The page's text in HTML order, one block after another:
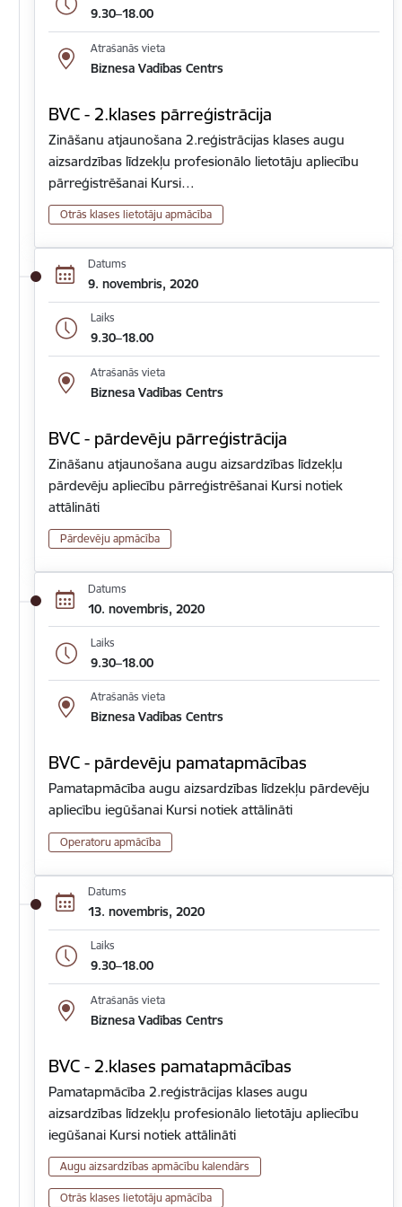
9.30–18.00
Atrašanās vieta
Biznesa Vadības Centrs
BVC - 2.klases pārreģistrācija
Zināšanu atjaunošana 2.reģistrācijas klases augu
aizsardzības līdzekļu profesionālo lietotāju apliecību
pārreģistrēšanai Kursi…
Otrās klases lietotāju apmācība
Datums
9. novembris, 2020
Laiks
9.30–18.00
Atrašanās vieta
Biznesa Vadības Centrs
BVC - pārdevēju pārreģistrācija
Zināšanu atjaunošana augu aizsardzības līdzekļu
pārdevēju apliecību pārreģistrēšanai Kursi notiek
attālināti
Pārdevēju apmācība
Datums
10. novembris, 2020
Laiks
9.30–18.00
Atrašanās vieta
Biznesa Vadības Centrs
BVC - pārdevēju pamatapmācības
Pamatapmācība augu aizsardzības līdzekļu pārdevēju
apliecību iegūšanai Kursi notiek attālināti
Operatoru apmācība
Datums
13. novembris, 2020
Laiks
9.30–18.00
Atrašanās vieta
Biznesa Vadības Centrs
BVC - 2.klases pamatapmācības
Pamatapmācība 2.reģistrācijas klases augu
aizsardzības līdzekļu profesionālo lietotāju apliecību
iegūšanai Kursi notiek attālināti
Augu aizsardzības apmācību kalendārs
Otrās klases lietotāju apmācība